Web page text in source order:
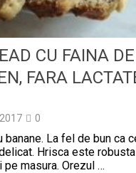
CU FAINA
FARA
0
banane. La fel de bun ca
Hrisca este
masura. Orezul …